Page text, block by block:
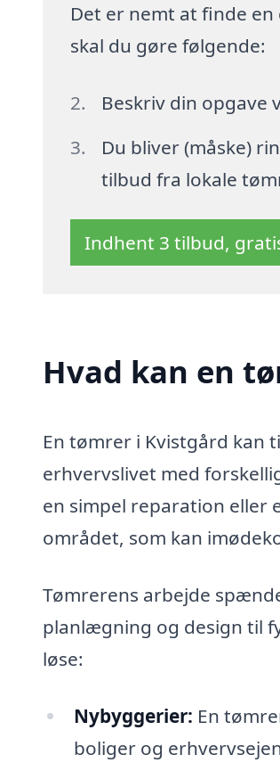
Det er nemt at finde
skal du gøre følgende:
Beskriv din opgave
Du bliver (måske)
tilbud fra lokale
Indhent 3 tilbud,
Hvad kan en
En tømrer i Kvistgård kan
erhvervslivet med
en simpel reparation eller
området, som kan
Tømrerens arbejde
planlægning og design til
løse:
Nybyggerier: En
boliger og